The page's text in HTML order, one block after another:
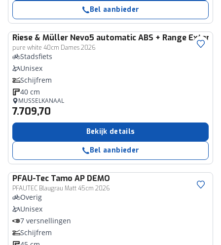
Bel aanbieder
Riese & Müller Nevo5 automatic ABS + Range
pure white 40cm Dames 2026
Stadsfiets
Unisex
Schijfrem
40 cm
MUSSELKANAAL
7.709,70
Bekijk details
Bel aanbieder
PFAU-Tec Tamo AP DEMO
PFAUTEC Blaugrau Matt 45cm 2026
Overig
Unisex
7 versnellingen
Schijfrem